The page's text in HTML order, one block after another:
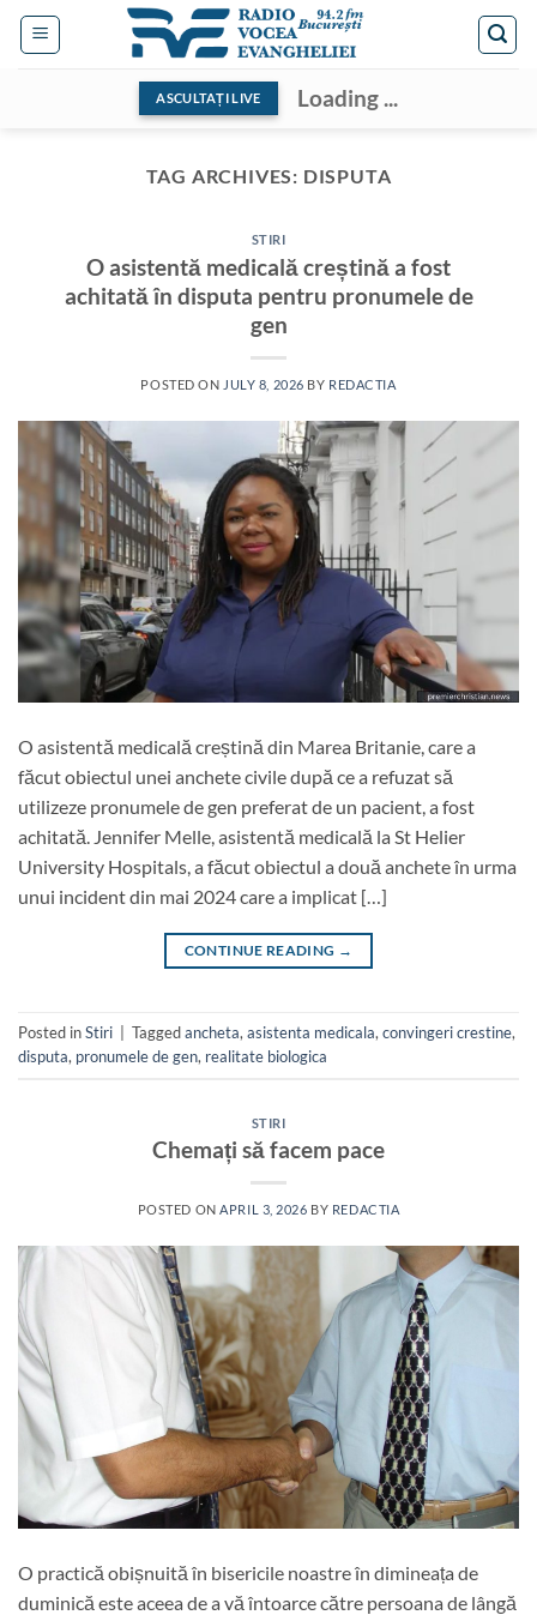
Skip
ASCULTAȚI LIVE Loading ...
TAG ARCHIVES: DISPUTA
STIRI
O asistentă medicală creștină a fost
achitată în disputa pentru pronumele de
gen
POSTED ON JULY 8, 2026 BY REDACTIA
O asistentă medicală creștină din Marea Britanie, care a
făcut obiectul unei anchete civile după ce a refuzat să
utilizeze pronumele de gen preferat de un pacient, a fost
achitată. Jennifer Melle, asistentă medicală la St Helier
University Hospitals, a făcut obiectul a două anchete în urma
unui incident din mai 2024 care a implicat […]
CONTINUE READING →
Posted inStiri Taggedancheta, asistenta medicala, convingeri crestine,
disputa, pronumele de gen, realitate biologica
STIRI
Chemați să facem pace
POSTED ONAPRIL 3, 2026 BY REDACTIA
O practică obișnuită în bisericile noastre în dimineața de
duminică este aceea de a vă întoarce către persoana de lângă